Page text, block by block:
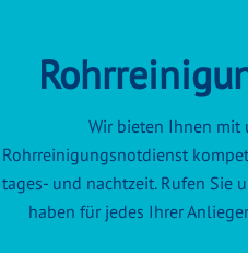
Wir bieten Ihnen mit
Rohrreinigungsnotdienst
tages- und nachtzeit. Rufen Sie
haben für jedes Ihrer